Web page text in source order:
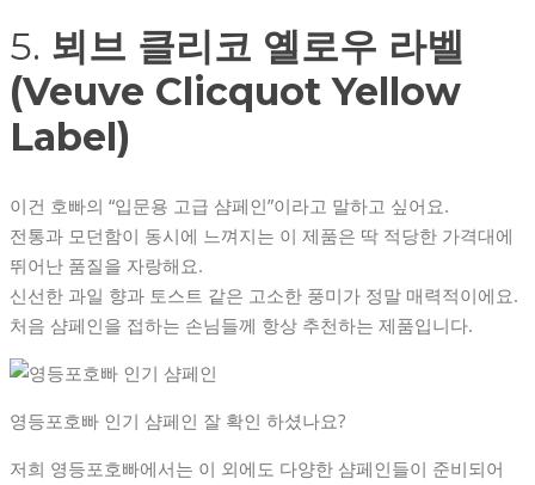
5. 뵈브 클리코 옐로우 라벨
(Veuve Clicquot Yellow
Label)
이건 호빠의 “입문용 고급 샴페인”이라고 말하고 싶어요.
전통과 모던함이 동시에 느껴지는 이 제품은 딱 적당한 가격대에
뛰어난 품질을 자랑해요.
신선한 과일 향과 토스트 같은 고소한 풍미가 정말 매력적이에요.
처음 샴페인을 접하는 손님들께 항상 추천하는 제품입니다.
영등포호빠 인기 샴페인 잘 확인 하셨나요?
저희 영등포호빠에서는 이 외에도 다양한 샴페인들이 준비되어